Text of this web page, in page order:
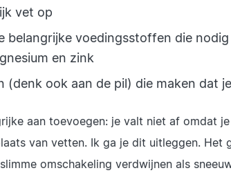
vet op
belangrijke voedingsstoffen die
en zink
(denk ook aan de pil) die maken dat
aan toevoegen: je valt niet af omdat
van vetten. Ik ga je dit uitleggen. Het
omschakeling verdwijnen als